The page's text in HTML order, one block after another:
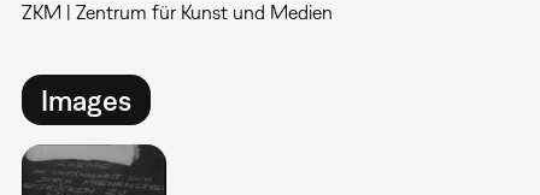
ZKM | Zentrum für Kunst und Medien
Images